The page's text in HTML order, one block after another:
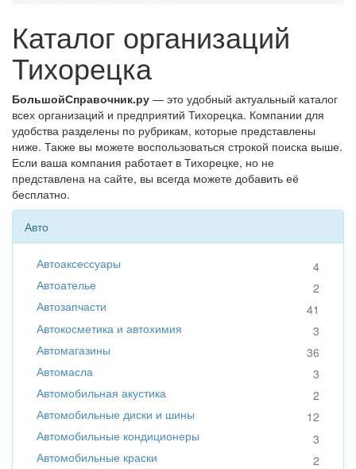
Каталог организаций
Тихорецка
БольшойСправочник.ру — это удобный актуальный каталог
всех организаций и предприятий Тихорецка. Компании для
удобства разделены по рубрикам, которые представлены
ниже. Также вы можете воспользоваться строкой поиска выше.
Если ваша компания работает в Тихорецке, но не
представлена на сайте, вы всегда можете добавить её
бесплатно.
Авто
Автоаксессуары
4
Автоателье
2
Автозапчасти
41
Автокосметика и автохимия
3
Автомагазины
36
Автомасла
3
Автомобильная акустика
2
Автомобильные диски и шины
12
Автомобильные кондиционеры
3
Автомобильные краски
2